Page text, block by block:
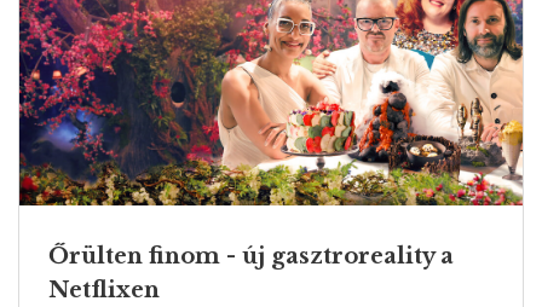
Őrülten finom - új gasztroreality a
Netflixen